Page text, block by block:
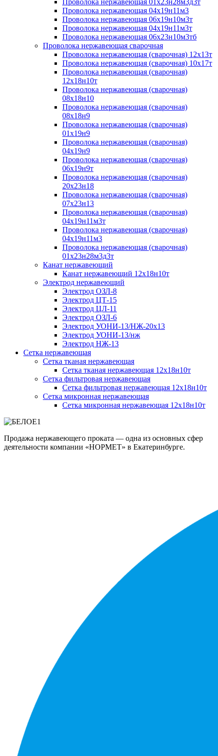
Проволока нержавеющая 04х19н11м3
Проволока нержавеющая 06х19н10м3т
Проволока нержавеющая 04х19н11м3т
Проволока нержавеющая 06х23н10м3тб
Проволока нержавеющая сварочная
Проволока нержавеющая (сварочная) 12х13т
Проволока нержавеющая (сварочная) 10х17т
Проволока нержавеющая (сварочная)
12х18н10т
Проволока нержавеющая (сварочная)
08х18н10
Проволока нержавеющая (сварочная)
08х18н9
Проволока нержавеющая (сварочная)
01х19н9
Проволока нержавеющая (сварочная)
04х19н9
Проволока нержавеющая (сварочная)
06х19н9т
Проволока нержавеющая (сварочная)
20х23н18
Проволока нержавеющая (сварочная)
07х23н13
Проволока нержавеющая (сварочная)
04х19н11м3т
Проволока нержавеющая (сварочная)
04х19н11м3
Проволока нержавеющая (сварочная)
01х23н28м3д3т
Канат нержавеющий
Канат нержавеющий 12х18н10т
Электрод нержавеющий
Электрод ОЗЛ-8
Электрод ЦТ-15
Электрод ЦЛ-11
Электрод ОЗЛ-6
Электрод УОНИ-13/НЖ-20х13
Электрод УОНИ-13/нж
Электрод НЖ-13
Сетка нержавеющая
Сетка тканая нержавеющая
Сетка тканая нержавеющая 12х18н10т
Сетка фильтровая нержавеющая
Сетка фильтровая нержавеющая 12х18н10т
Сетка микронная нержавеющая
Сетка микронная нержавеющая 12х18н10т
Продажа нержавеющего проката — одна из основных сфер
деятельности компании «НОРМЕТ» в Екатеринбурге.